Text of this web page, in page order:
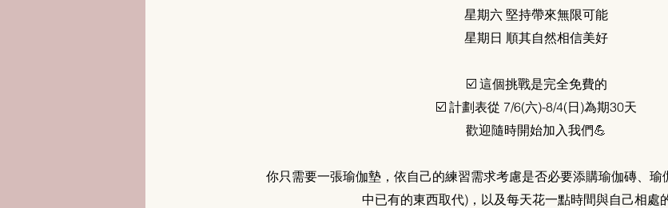
星期六 堅持帶來無限可能
星期日 順其自然相信美好
☑️ 這個挑戰是完全免費的
☑️ 計劃表從 7/6(六)-8/4(日)為期30天
歡迎隨時開始加入我們💪
你只需要一張瑜伽墊，依自己的練習需求考慮是否必要添購瑜伽磚、瑜
中已有的東西取代)，以及每天花一點時間與自己相處